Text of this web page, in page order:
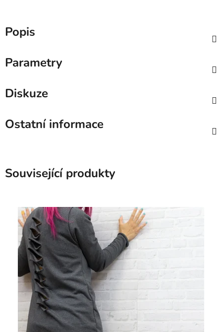
Popis
Parametry
Diskuze
Ostatní informace
Související produkty